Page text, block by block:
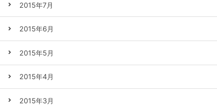
2015年7月
2015年6月
2015年5月
2015年4月
2015年3月